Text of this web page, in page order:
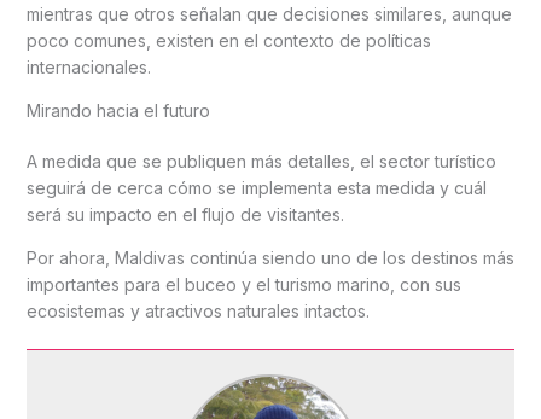
mientras que otros señalan que decisiones similares, aunque
poco comunes, existen en el contexto de políticas
internacionales.
Mirando hacia el futuro
A medida que se publiquen más detalles, el sector turístico
seguirá de cerca cómo se implementa esta medida y cuál
será su impacto en el flujo de visitantes.
Por ahora, Maldivas continúa siendo uno de los destinos más
importantes para el buceo y el turismo marino, con sus
ecosistemas y atractivos naturales intactos.